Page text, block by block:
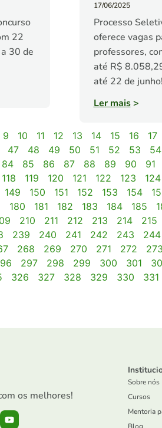
22
30 de
17/06/2025
Processo
oferece vagas
professores,
até R$
até 22 de junho!
Ler mais>
9 10 11 12 13 14 15 16 17
47 48 49 50 51 52 53 54
84 85 86 87 88 89 90 91
118 119 120 121 122 123 124
149 150 151 152 153 154
180 181 182 183 184 185
210 211 212 213 214 215
239 240 241 242 243 244
268 269 270 271 272 273
297 298 299 300 301
326 327 328 329 330 331
os melhores!
Sobre nós
Cursos
Mentoria